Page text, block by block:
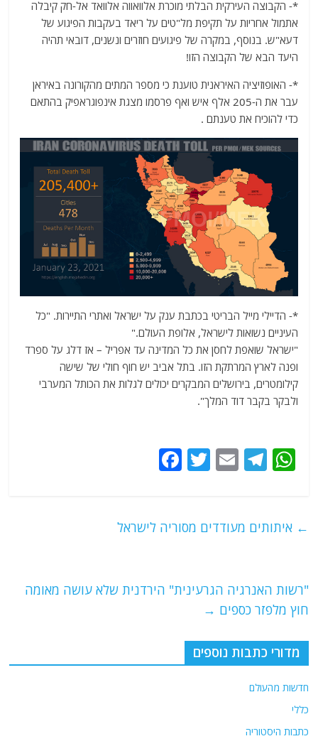
*- הקבוצה העירקית הבלתי מוכרת אלוואווה אלוואד אל-חק קיבלה
אתמול אחריות על תקיפת מל"טים על ריאד בעקבות הפיגוע של
דעא"ש. בנוסף, במקרה של פיגועים חוזרים ונשנים, דובאי תהיה
היעד הבא של הקבוצה הזו!
*- האופוזיציה האיראנית טוענת כי מספר המתים מהקורונה באיראן
עבר את ה-205 אלף איש ואף פרסמו מצגת אינפוגראפיק בהתאם
כדי להוכיח את טענתם .
*- ‏הדיילי מייל הבריטי בכתבת ענק על ישראל ואתרי התיירות. "כל
העיניים נשואות לישראל, אלופת העולם."
"ישראל שואפת לחסן את כל המדינה עד אפריל – אז דלג על ספרד
ופנה לארץ המרתקת הזו. בתל אביב יש חוף חולי של שישה
קילומטרים, בירושלים המבקרים יכולים לגלות את הכותל המערבי
ולבקר בקבר דוד המלך".
W
s
p
T
g
E
l
T
er
e
o
← איתותים מעודדים מסוריה לישראל
"רשות האנרגיה הגרעינית" הירדנית שלא עושה מאומה
חוץ מלפזר כספים →
מדורי כתבות נוספים
חדשות מהעולם
כללי
כתבות היסטוריה